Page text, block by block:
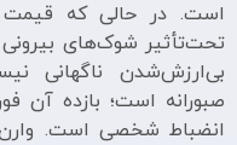
است. در حالی که قیمت
تحت‌تأثیر شوک‌های
بی‌ارزش‌شدن ناگهانی
صبورانه است؛ بازده آن
انضباط شخصی است. وارن